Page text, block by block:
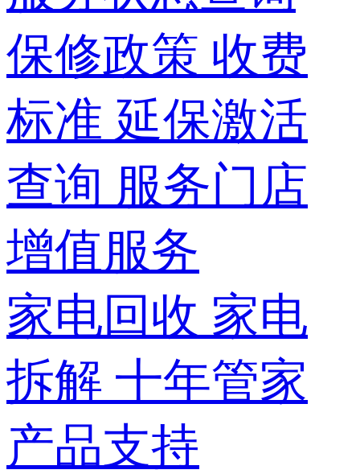
保修政策 收费
标准 延保激活
查询 服务门店
增值服务
家电回收 家电
拆解 十年管家
产品支持